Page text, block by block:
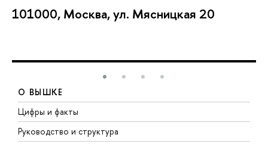
101000, Москва, ул. Мясницкая 20
О ВЫШКЕ
Цифры и факты
Руководство и структура